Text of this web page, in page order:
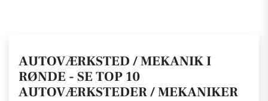
AUTOVÆRKSTED / MEKANIK I
RØNDE - SE TOP 10
AUTOVÆRKSTEDER / MEKANIKER